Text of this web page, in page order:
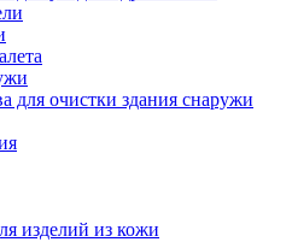
для очистки здания снаружи
изделий из кожи